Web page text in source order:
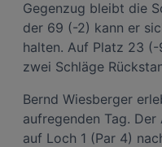
Gegenzug bleibt die
der 69 (-2) kann er
halten. Auf Platz 23
zwei Schläge
Bernd Wiesberger
aufregenden Tag.
auf Loch 1 (Par 4)